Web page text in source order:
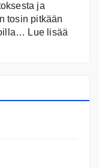
ja
tosin pitkään
Lue lisää